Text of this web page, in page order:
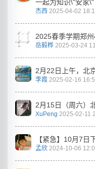
一起为知识\"安家\"
杰西 2025-04-02
2025春季学期郑
岳毅桦 2025-03-24
2月22日上午，北
李霞 2025-02-16
2月15日（周六）
XuPeng 2025-02-11
【紧急】10月7日
孟欣 2024-10-06